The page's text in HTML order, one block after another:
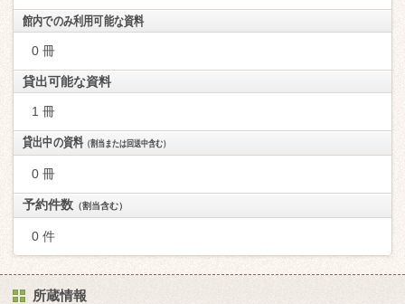
館内でのみ利用可能な資料
0 冊
貸出可能な資料
1 冊
貸出中の資料（割当または回送中含む）
0 冊
予約件数 （割当含む）
0 件
所蔵情報